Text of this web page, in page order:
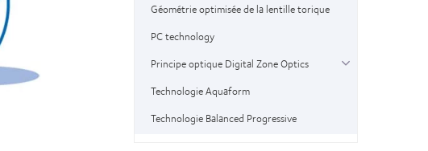
Géométrie optimisée de la lentille torique
PC technology
Principe optique Digital Zone Optics
Technologie Aquaform
Technologie Balanced Progressive